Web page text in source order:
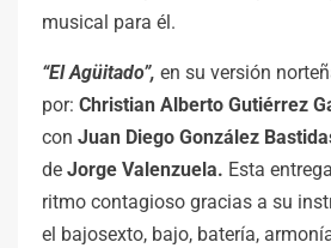
musical para él.
“El Agüitado”, en su versión
por: Christian Alberto Gutiérrez
con Juan Diego González
de Jorge Valenzuela. Esta
ritmo contagioso gracias a su
el bajosexto, bajo, batería,